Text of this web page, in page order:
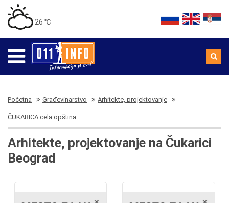
26 ℃
Početna Građevinarstvo Arhitekte, projektovanje
ČUKARICA cela opština
Arhitekte, projektovanje na Čukarici
Beograd